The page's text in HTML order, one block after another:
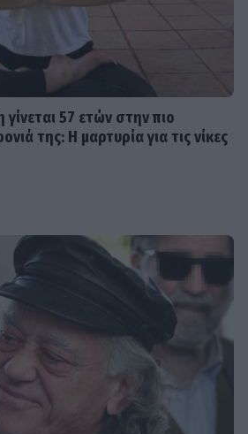
57 ετών στην πιο
της: Η μαρτυρία για τις νίκες